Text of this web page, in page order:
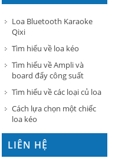
Loa Bluetooth Karaoke
Qixi
Tìm hiểu về loa kéo
Tìm hiểu về Ampli và
board đẩy công suất
Tìm hiểu về các loại củ loa
Cách lựa chọn một chiếc
loa kéo
LIÊN HỆ